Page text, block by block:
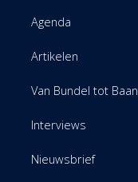
Agenda
Artikelen
Van Bundel tot Baan
Interviews
Nieuwsbrief